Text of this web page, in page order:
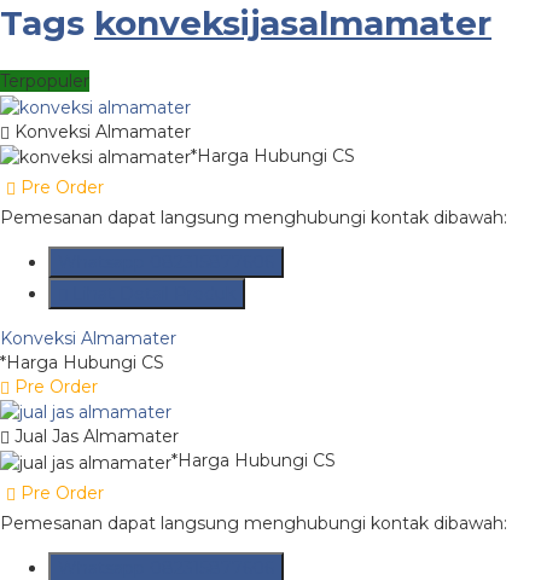
Tags konveksijasalmamater
Terpopuler
Konveksi Almamater
*Harga Hubungi CS
Pre Order
Pemesanan dapat langsung menghubungi kontak dibawah:
Konveksi Almamater
*Harga Hubungi CS
Pre Order
Jual Jas Almamater
*Harga Hubungi CS
Pre Order
Pemesanan dapat langsung menghubungi kontak dibawah: